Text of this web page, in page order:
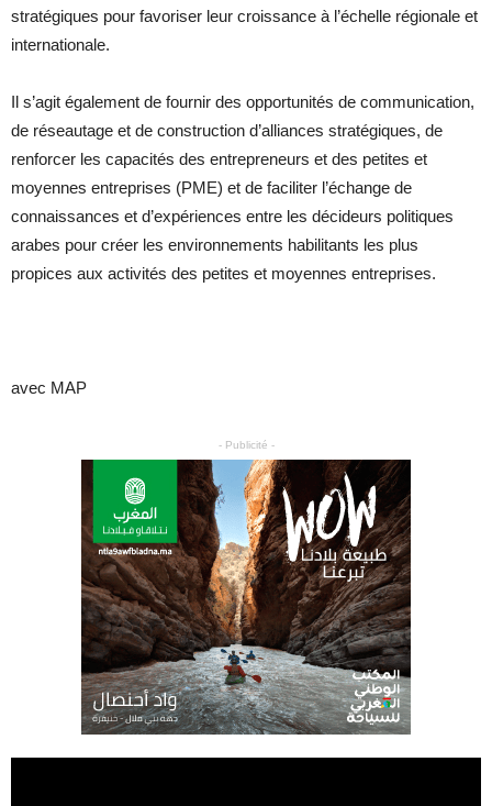
stratégiques pour favoriser leur croissance à l’échelle régionale et
internationale.
Il s’agit également de fournir des opportunités de communication,
de réseautage et de construction d’alliances stratégiques, de
renforcer les capacités des entrepreneurs et des petites et
moyennes entreprises (PME) et de faciliter l’échange de
connaissances et d’expériences entre les décideurs politiques
arabes pour créer les environnements habilitants les plus
propices aux activités des petites et moyennes entreprises.
avec MAP
- Publicité -